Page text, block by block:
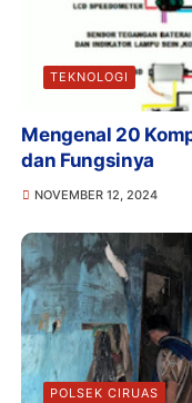
TEKNOLOGI
Mengenal 20
dan Fungsinya
NOVEMBER 12, 2024
POLSEK CIRUAS